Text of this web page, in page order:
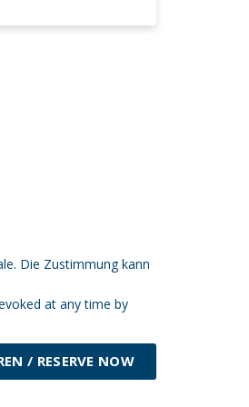
Die Zustimmung kann
at any time by
/ RESERVE NOW